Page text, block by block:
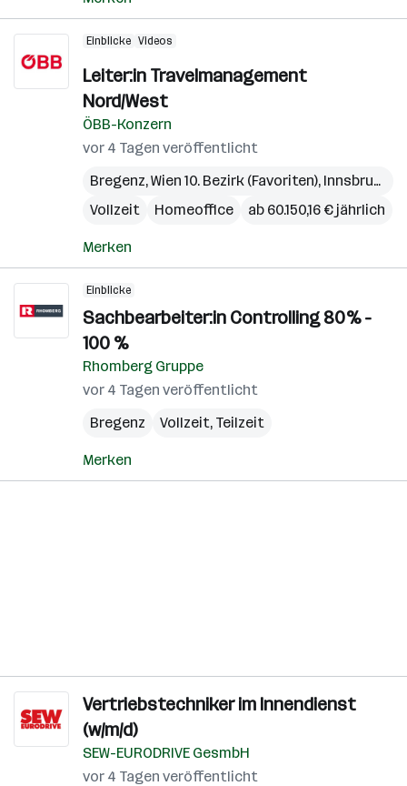
Einblicke Videos
Leiter:in Travelmanagement
Nord/West
ÖBB-Konzern
vor 4 Tagen veröffentlicht
Bregenz,Wien 10. Bezirk (Favoriten), Innsbruck
Vollzeit
Homeoffice ab 60.150,16 € jährlich
Merken
Einblicke
Sachbearbeiter:in Controlling 80% -
100 %
Rhomberg Gruppe
vor 4 Tagen veröffentlicht
Bregenz
Vollzeit, Teilzeit
Merken
Vertriebstechniker im Innendienst
(w/m/d)
SEW-EURODRIVE GesmbH
vor 4 Tagen veröffentlicht